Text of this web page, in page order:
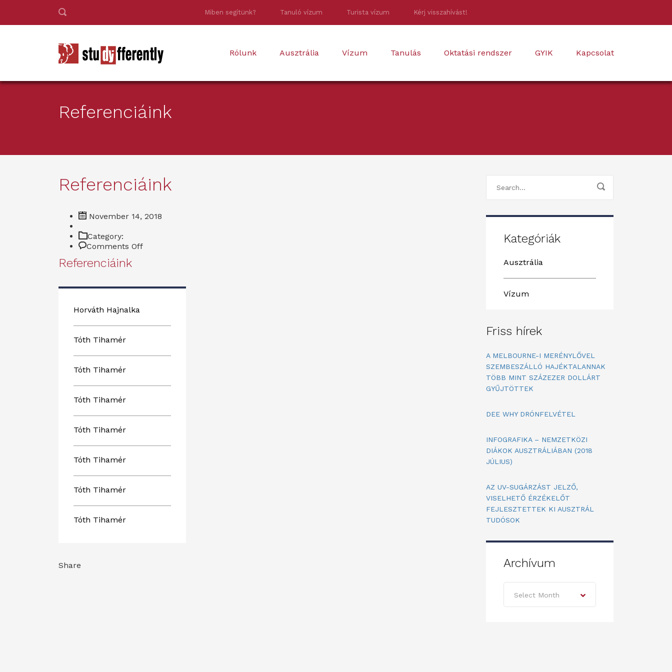
Miben segítünk? Tanuló vízum Turista vízum Kérj visszahívást!
Rólunk Ausztrália Vízum Tanulás Oktatási rendszer GYIK Kapcsolat
Referenciáink
Referenciáink
November 14, 2018
Category:
Comments Offon
Referenciáink
Horváth Hajnalka
Tóth Tihamér
Tóth Tihamér
Tóth Tihamér
Tóth Tihamér
Tóth Tihamér
Tóth Tihamér
Tóth Tihamér
Share
Kategóriák
Ausztrália
Vízum
Friss hírek
A MELBOURNE-I MERÉNYLŐVEL
SZEMBESZÁLLÓ HAJÉKTALANNAK
TÖBB MINT SZÁZEZER DOLLÁRT
GYŰJTÖTTEK
DEE WHY DRÓNFELVÉTEL
INFOGRAFIKA – NEMZETKÖZI
DIÁKOK AUSZTRÁLIÁBAN (2018
JÚLIUS)
AZ UV-SUGÁRZÁST JELZŐ,
VISELHETŐ ÉRZÉKELŐT
FEJLESZTETTEK KI AUSZTRÁL
TUDÓSOK
Archívum
Archívum
Select Month